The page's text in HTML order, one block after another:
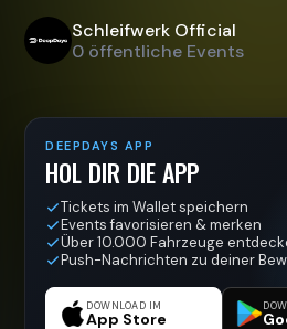
Schleifwerk Official
0 öffentliche Events
DEEPDAYS APP
HOL DIR DIE APP
Tickets im Wallet speichern
Events favorisieren & merken
Über 10.000 Fahrzeuge
Push-Nachrichten zu deiner
DOWNLOAD IM
App Store